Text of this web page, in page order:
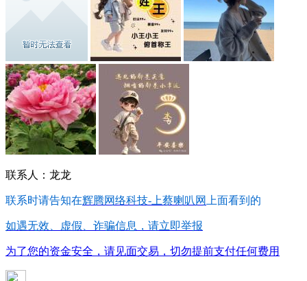
联系人：龙龙
联系时请告知在辉腾网络科技-上蔡喇叭网 上面看到的
如遇无效、虚假、诈骗信息，请立即举报
为了您的资金安全，请见面交易，切勿提前支付任何费用